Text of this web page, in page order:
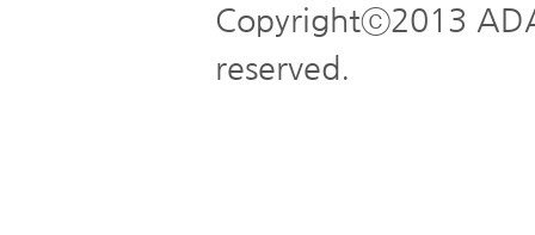
Copyrightⓒ2013
reserved.